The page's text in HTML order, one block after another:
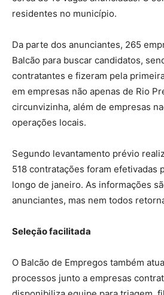
residentes no município.
Da parte dos anunciantes, 265
Balcão para buscar candidatos,
contratantes e fizeram pela
em empresas não apenas de Rio
circunvizinha, além de empresas
operações locais.
Segundo levantamento prévio
518 contratações foram efetivadas
longo de janeiro. As informações
anunciantes, mas nem todos
Seleção facilitada
O Balcão de Empregos também
processos junto a empresas